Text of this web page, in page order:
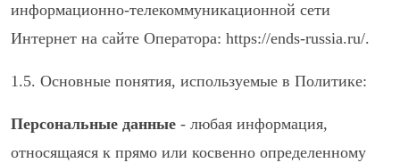
информационно-телекоммуникационной сети
Интернет на сайте Оператора: https://ends-russia.ru/.
1.5. Основные понятия, используемые в Политике:
Персональные данные - любая информация,
относящаяся к прямо или косвенно определенному